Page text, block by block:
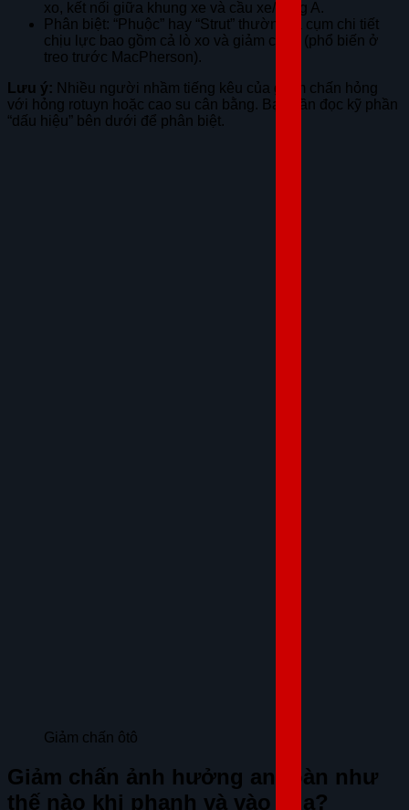
xo, kết nối giữa khung xe và cầu xe/càng A.
Phân biệt: “Phuộc” hay “Strut” thường là cụm chi tiết
chịu lực bao gồm cả lò xo và giảm chấn (phổ biến ở
treo trước MacPherson).
Lưu ý: Nhiều người nhầm tiếng kêu của giảm chấn hỏng
với hỏng rotuyn hoặc cao su cân bằng. Bạn cần đọc kỹ phần
“dấu hiệu” bên dưới để phân biệt.
Giảm chấn ôtô
Giảm chấn ảnh hưởng an toàn như
thế nào khi phanh và vào cua?